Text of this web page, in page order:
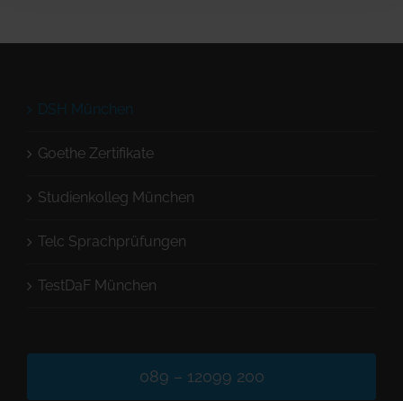
DSH München
Goethe Zertifikate
Studienkolleg München
Telc Sprachprüfungen
TestDaF München
089 – 12099 200